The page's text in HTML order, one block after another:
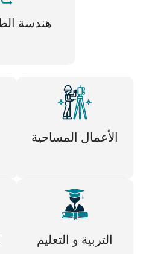
هندسة
الأعمال المساحية
التربية و التعليم